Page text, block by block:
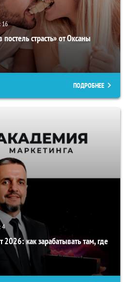
16
страсть» от Оксаны
ПОДРОБНЕЕ
4
2026: как зарабатывать там, где